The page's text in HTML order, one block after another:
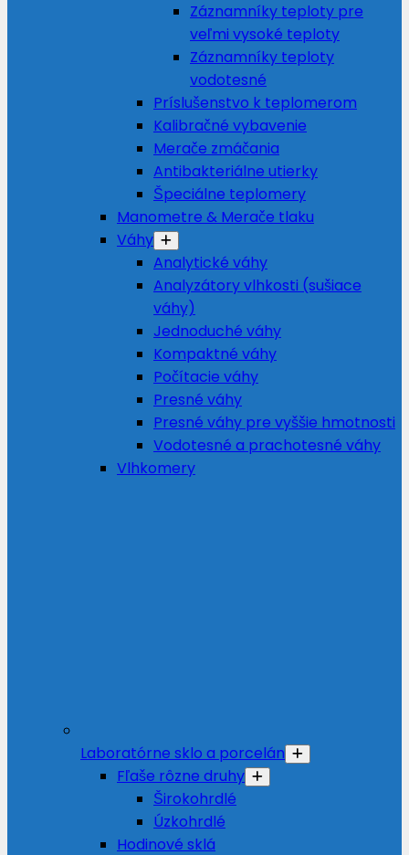
Záznamníky teploty pre
veľmi vysoké teploty
Záznamníky teploty
vodotesné
Príslušenstvo k teplomerom
Kalibračné vybavenie
Merače zmáčania
Antibakteriálne utierky
Špeciálne teplomery
Manometre & Merače tlaku
Váhy
Analytické váhy
Analyzátory vlhkosti (sušiace
váhy)
Jednoduché váhy
Kompaktné váhy
Počítacie váhy
Presné váhy
Presné váhy pre vyššie hmotnosti
Vodotesné a prachotesné váhy
Vlhkomery
Laboratórne sklo a porcelán
Fľaše rôzne druhy
Širokohrdlé
Úzkohrdlé
Hodinové sklá